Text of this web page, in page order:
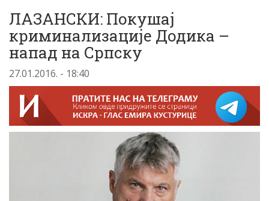
ЛАЗАНСКИ: Покушај
криминализације Додика –
напад на Српску
27.01.2016. - 18:40